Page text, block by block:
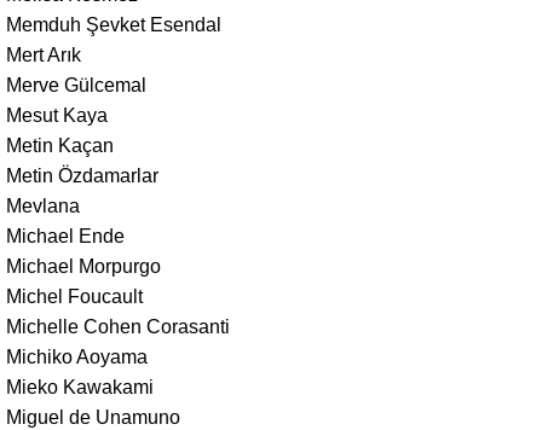
Memduh Şevket Esendal
Mert Arık
Merve Gülcemal
Mesut Kaya
Metin Kaçan
Metin Özdamarlar
Mevlana
Michael Ende
Michael Morpurgo
Michel Foucault
Michelle Cohen Corasanti
Michiko Aoyama
Mieko Kawakami
Miguel de Unamuno